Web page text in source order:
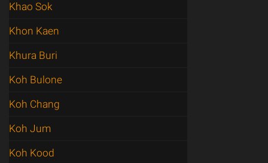
Khao Sok
Khon Kaen
Khura Buri
Koh Bulone
Koh Chang
Koh Jum
Koh Kood